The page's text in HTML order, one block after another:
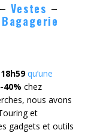
–Vestes –
Bagagerie
qu’une
-40% chez
nous avons
et
gadgets et outils